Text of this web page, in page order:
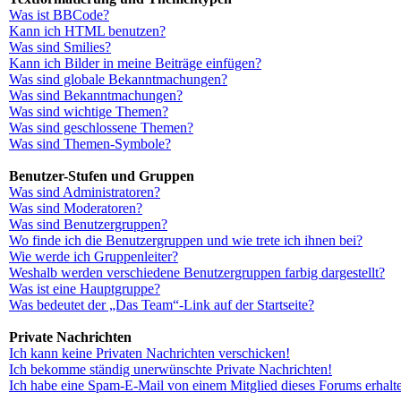
Was ist BBCode?
Kann ich HTML benutzen?
Was sind Smilies?
Kann ich Bilder in meine Beiträge einfügen?
Was sind globale Bekanntmachungen?
Was sind Bekanntmachungen?
Was sind wichtige Themen?
Was sind geschlossene Themen?
Was sind Themen-Symbole?
Benutzer-Stufen und Gruppen
Was sind Administratoren?
Was sind Moderatoren?
Was sind Benutzergruppen?
Wo finde ich die Benutzergruppen und wie trete ich ihnen bei?
Wie werde ich Gruppenleiter?
Weshalb werden verschiedene Benutzergruppen farbig dargestellt?
Was ist eine Hauptgruppe?
Was bedeutet der „Das Team“-Link auf der Startseite?
Private Nachrichten
Ich kann keine Privaten Nachrichten verschicken!
Ich bekomme ständig unerwünschte Private Nachrichten!
Ich habe eine Spam-E-Mail von einem Mitglied dieses Forums